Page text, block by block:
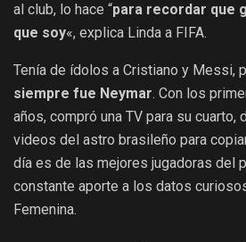
al club, lo hace “para recordar que
que soy«, explica Linda a FIFA.
Tenía de ídolos a Cristiano y Messi,
siempre fue Neymar. Con los
años, compró una TV para su cuarto,
videos del astro brasileño para
día es de las mejores jugadoras del
constante aporte a los datos
Femenina.